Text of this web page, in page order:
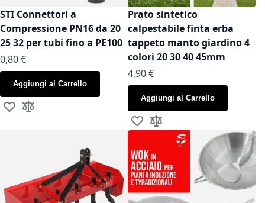
STI Connettori a
Compressione PN16 da 20
25 32 per tubi fino a PE100
As low as
0,80 €
Aggiungi al Carrello
Aggiungi alla lista desideri
Aggiungi al confronto
Prato sintetico
calpestabile finta erba
tappeto manto giardino 4
colori 20 30 40 45mm
As low as
4,90 €
Aggiungi al Carrello
Aggiungi alla lista desideri
Aggiungi al confronto